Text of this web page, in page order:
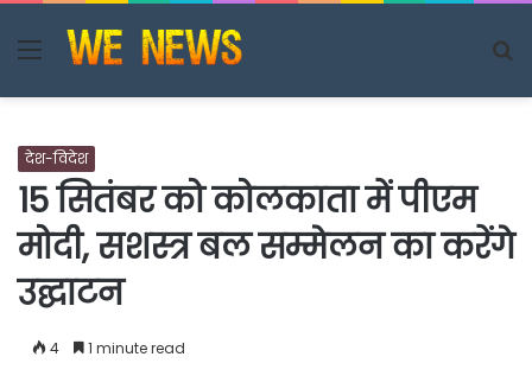
Menu
देश-विदेश
15 सितंबर को कोलकाता में पीएम
मोदी, सशस्त्र बल सम्मेलन का करेंगे
उद्घाटन
4 1 minute read